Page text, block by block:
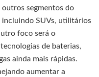
segmentos do
incluindo SUVs, utilitários
foco será o
de baterias,
ainda mais rápidas.
aumentar a